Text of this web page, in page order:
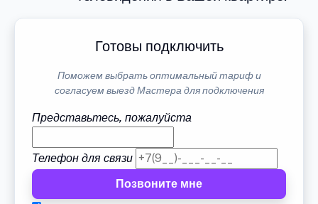
Готовы подключить
Поможем выбрать оптимальный тариф и
согласуем выезд Мастера для подключения
Представьтесь, пожалуйста
Телефон для связи
Позвоните мне